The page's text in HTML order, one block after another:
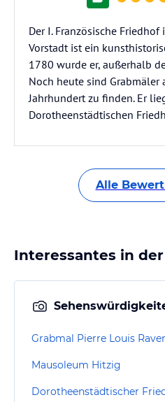
Der I. Französische
Vorstadt ist ein
1780 wurde er, außerhalb
Noch heute sind Grabmäler
Jahrhundert zu finden. Er
Dorotheenstädtischen
Alle
Interessantes in der
Grabmal Pierre Louis
Mausoleum Hitzig
Dorotheenstädtischer